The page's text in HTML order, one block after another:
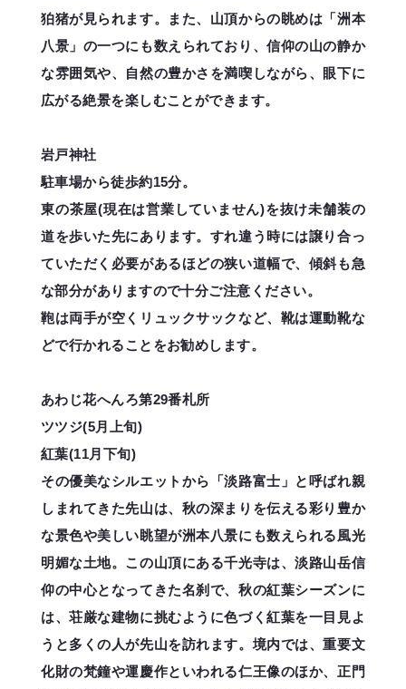
狛猪が見られます。また、山頂からの眺めは「洲本
八景」の一つにも数えられており、信仰の山の静か
な雰囲気や、自然の豊かさを満喫しながら、眼下に
広がる絶景を楽しむことができます。
岩戸神社
駐車場から徒歩約15分。
東の茶屋(現在は営業していません)を抜け未舗装の
道を歩いた先にあります。すれ違う時には譲り合っ
ていただく必要があるほどの狭い道幅で、傾斜も急
な部分がありますので十分ご注意ください。
鞄は両手が空くリュックサックなど、靴は運動靴な
どで行かれることをお勧めします。
あわじ花へんろ第29番札所
ツツジ(5月上旬)
紅葉(11月下旬)
その優美なシルエットから「淡路富士」と呼ばれ親
しまれてきた先山は、秋の深まりを伝える彩り豊か
な景色や美しい眺望が洲本八景にも数えられる風光
明媚な土地。この山頂にある千光寺は、淡路山岳信
仰の中心となってきた名刹で、秋の紅葉シーズンに
は、荘厳な建物に挑むように色づく紅葉を一目見よ
うと多くの人が先山を訪れます。境内では、重要文
化財の梵鐘や運慶作といわれる仁王像のほか、正門